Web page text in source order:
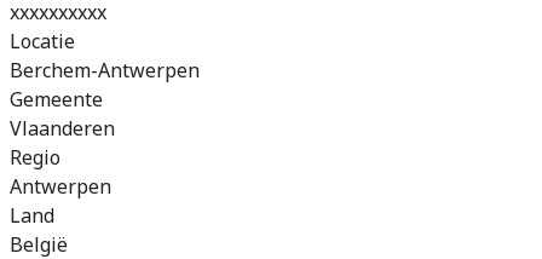
xxxxxxxxxx
Locatie
Berchem-Antwerpen
Gemeente
Vlaanderen
Regio
Antwerpen
Land
België